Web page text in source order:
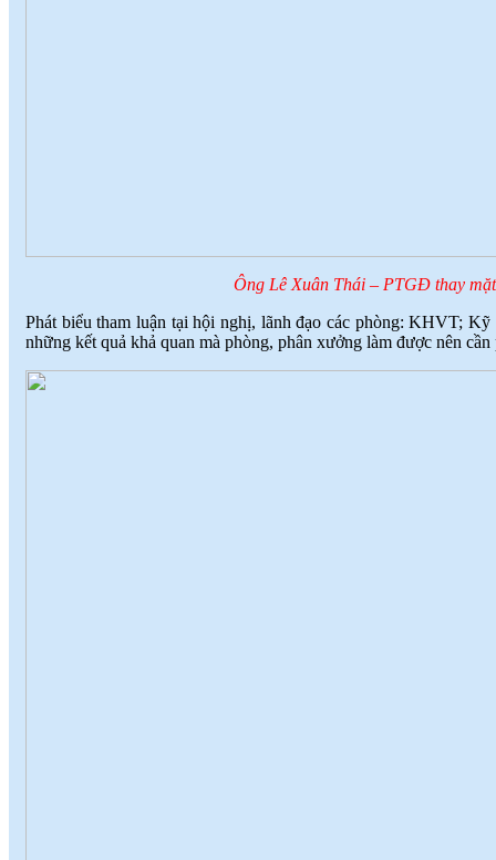
Ông Lê Xuân Thái – PTGĐ thay
Phát biểu tham luận tại hội nghị, lãnh đạo các phòng: KHVT;
những kết quả khả quan mà phòng, phân xưởng làm được nên